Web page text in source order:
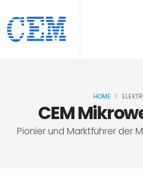
CEM
Pionier und Marktführer der
HOME